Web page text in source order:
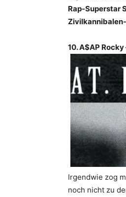
Rap-Superstar
10. A$AP Rocky
Irgendwie zog
noch nicht zu